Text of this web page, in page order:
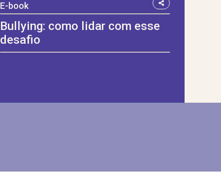
E-book
Bullying: como lidar com esse
desafio